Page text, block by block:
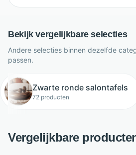
Bekijk vergelijkbare selecties
Andere selecties binnen dezelfde
passen.
Zwarte ronde salontafels
72 producten
Vergelijkbare